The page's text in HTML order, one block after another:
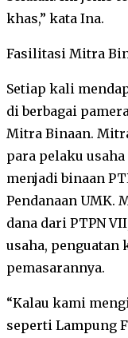
khas,” kata Ina.
Fasilitasi Mitra
Setiap kali
di berbagai
Mitra Binaan.
para pelaku
menjadi binaan
Pendanaan UMK.
dana dari PTPN
usaha, penguatan
pemasarannya.
“Kalau kami
seperti Lampung